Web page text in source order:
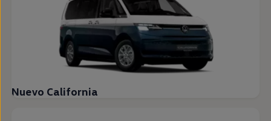
Nuevo California